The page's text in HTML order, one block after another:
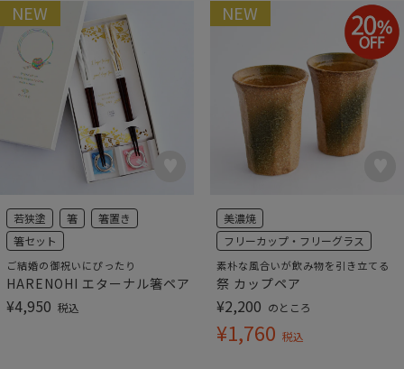
NEW
若狭塗 箸
箸置き
箸セット
ご結婚の御祝いにぴったり
HARENOHI エターナル箸ペア
¥4,950 税込
NEW
美濃焼
フリーカップ・フリーグラス
素朴な風合いが飲み物を引き立てる
祭 カップペア
¥2,200 のところ
¥1,760 税込